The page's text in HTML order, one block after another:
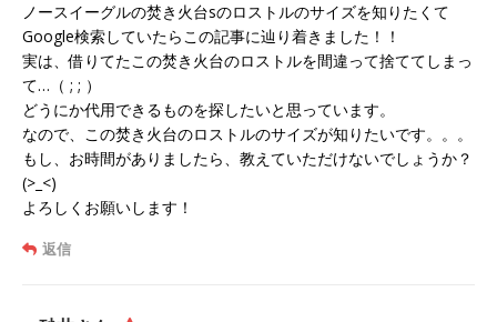
ノースイーグルの焚き火台sのロストルのサイズを知りたくて
Google検索していたらこの記事に辿り着きました！！
実は、借りてたこの焚き火台のロストルを間違って捨ててしまっ
て…（ ; ; ）
どうにか代用できるものを探したいと思っています。
なので、この焚き火台のロストルのサイズが知りたいです。。。
もし、お時間がありましたら、教えていただけないでしょうか？
(>_<)
よろしくお願いします！
返信